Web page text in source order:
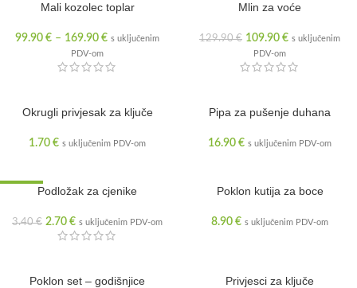
Mali kozolec toplar
99.90 € – 169.90 € s uključenim
PDV-om
Mlin za voće
129.90€ 109.90 € s uključenim
PDV-om
Okrugli privjesak za ključe
1.70 € s uključenim PDV-om
Pipa za pušenje duhana
16.90 € s uključenim PDV-om
Podložak za cjenike
3.40€ 2.70 € s uključenim PDV-om
Poklon kutija za boce
8.90 € s uključenim PDV-om
Poklon set – godišnjice Privjesci za ključe